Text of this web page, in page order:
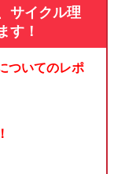
サイクル理
す！
ついてのレポ